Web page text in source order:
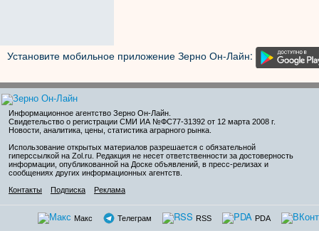
Установите мобильное приложение Зерно Он-Лайн:
Информационное агентство Зерно Он-Лайн
Свидетельство о регистрации СМИ ИА №ФС77-31392 от 12 марта 2008 г.
Новости, аналитика, цены, статистика аграрного рынка.
Использование открытых материалов разрешается с обязательной
гиперссылкой на Zol.ru. Редакция не несет ответственности за достоверность
информации, опубликованной на Доске объявлений, в пресс-релизах и
сообщениях других информационных агентств.
Контакты
Подписка Реклама
Макс Телеграм RSS PDA